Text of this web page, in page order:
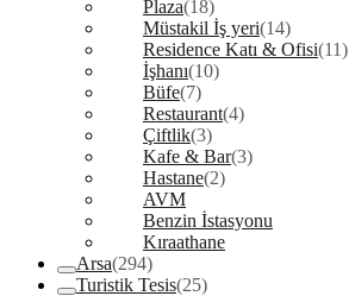
Plaza(18)
Müstakil İş yeri(14)
Residence Katı & Ofisi(11)
İşhanı(10)
Büfe(7)
Restaurant(4)
Çiftlik(3)
Kafe & Bar(3)
Hastane(2)
AVM
Benzin İstasyonu
Kıraathane
Arsa(294)
Turistik Tesis(25)